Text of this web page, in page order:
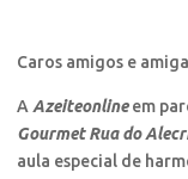
Caros amigos e
AAzeiteonlineem
Gourmet Rua do
aula especial de